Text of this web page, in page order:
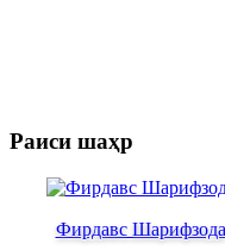
Раиси шаҳр
Фирдавс Шарифзода